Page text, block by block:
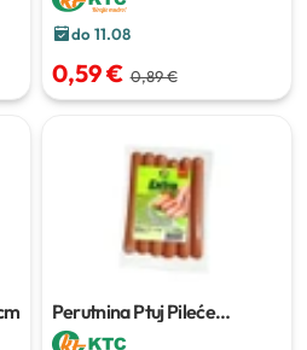
do 11.08
0,59 € 0,89 €
Perutnina Ptuj Pileće
hrenovke Extra